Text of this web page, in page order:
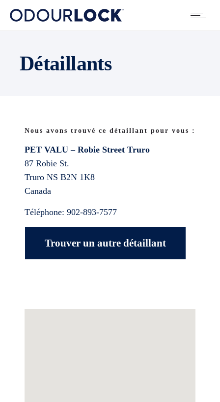
Détaillants
Nous avons trouvé ce détaillant pour vous :
PET VALU – Robie Street Truro
87 Robie St.
Truro NS B2N 1K8
Canada
Téléphone: 902-893-7577
Trouver un autre détaillant